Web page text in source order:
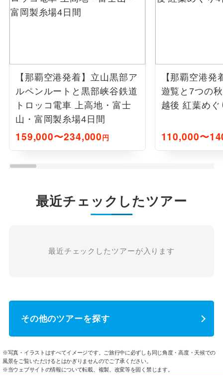
【那覇空港発着】立山黒部ア
ルペンルートと黒部峡谷鉄道
トロッコ電車 上高地・富士
山・富岡製糸場4日間
159,000〜234,000円
【那覇空港
遊覧と7つの
越後 紅葉め
110,000〜
最近チェックしたツアー
最近チェックしたツアーが入ります
その他のツアーを探す
※写真・イラストはすべてイメージです。ご旅行中に必ずしも同じ角度・高度・天候での
風景をご覧いただけるとはかぎりませんのでご了承ください。
※当ウェブサイトの情報について転載、複製、改変等を固く禁じます。